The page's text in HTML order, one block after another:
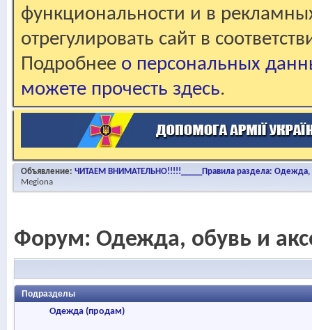
функциональности и в
отрегулировать сайт в
Подробнее о персональных
можете прочесть здесь.
Объявление: ЧИТАЕМ ВНИМАТЕЛЬНО!!!!!_____Правила раздела: Одежда,
Megiona
Форум: Одежда, обувь и
Подразделы
Одежда (продам)